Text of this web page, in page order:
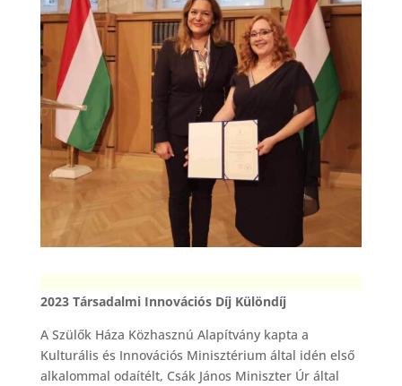
2023 Társadalmi Innovációs Díj Különdíj
A Szülők Háza Közhasznú Alapítvány kapta a
Kulturális és Innovációs Minisztérium által idén első
alkalommal odaítélt, Csák János Miniszter Úr által